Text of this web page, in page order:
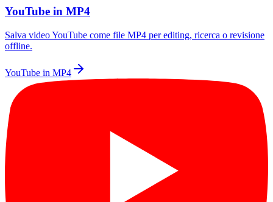
YouTube in MP4
Salva video YouTube come file MP4 per editing, ricerca o revisione
offline.
YouTube in MP4